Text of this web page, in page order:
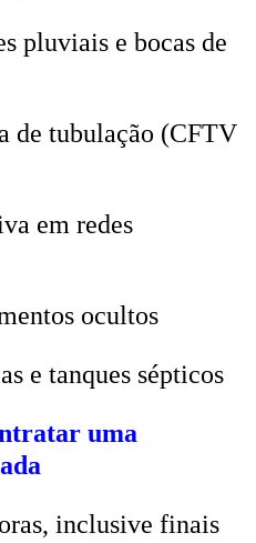
pluviais e bocas de
de tubulação (CFTV
em redes
ocultos
e tanques sépticos
uma
inclusive finais